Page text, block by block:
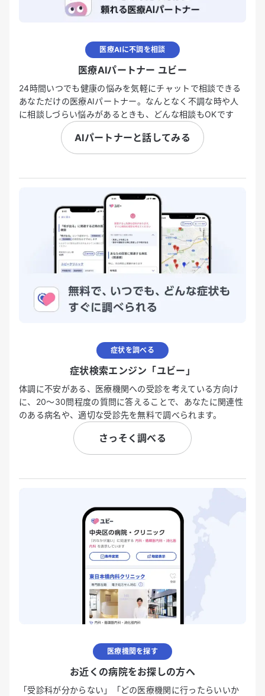
医療AIに不調を相談
医療AIパートナー ユビー
24時間いつでも健康の悩みを気軽にチャットで相談できる
あなただけの医療AIパートナー。なんとなく不調な時や人
に相談しづらい悩みがあるときも、どんな相談もOKです
AIパートナーと話してみる
症状を調べる
症状検索エンジン「ユビー」
体調に不安がある、医療機関への受診を考えている方向け
に、20〜30問程度の質問に答えることで、あなたに関連性
のある病名や、適切な受診先を無料で調べられます。
さっそく調べる
医療機関を探す
お近くの病院をお探しの方へ
「受診科が分からない」「どの医療機関に行ったらいいか